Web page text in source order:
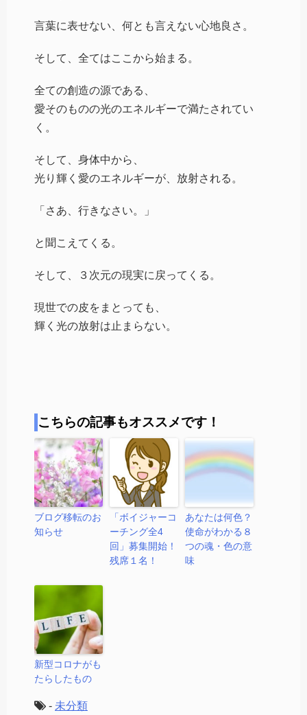
言葉に表せない、何とも言えない心地良さ。
そして、全てはここから始まる。
全ての創造の源である、
愛そのものの光のエネルギーで満たされてい
く。
そして、身体中から、
光り輝く愛のエネルギーが、放射される。
「さあ、行きなさい。」
と聞こえてくる。
そして、３次元の現実に戻ってくる。
現世での皮をまとっても、
輝く光の放射は止まらない。
こちらの記事もオススメです！
ブログ移転のお
知らせ
「ボイジャーコ
ーチング全4
回」募集開始！
残席１名！
あなたは何色？
使命がわかる８
つの魂・色の意
味
新型コロナがも
たらしたもの
- 未分類